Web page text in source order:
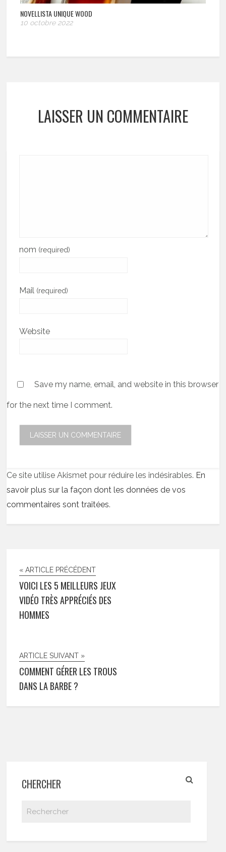
NOVELLISTA UNIQUE WOOD
10 octobre 2022
LAISSER UN COMMENTAIRE
nom (required)
Mail (required)
Website
Save my name, email, and website in this browser
for the next time I comment.
Ce site utilise Akismet pour réduire les indésirables. En
savoir plus sur la façon dont les données de vos
commentaires sont traitées.
« ARTICLE PRÉCÉDENT
VOICI LES 5 MEILLEURS JEUX
VIDÉO TRÈS APPRÉCIÉS DES
HOMMES
ARTICLE SUIVANT »
COMMENT GÉRER LES TROUS
DANS LA BARBE ?
CHERCHER